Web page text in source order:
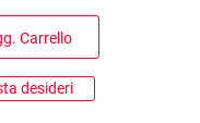
Carrello
desideri